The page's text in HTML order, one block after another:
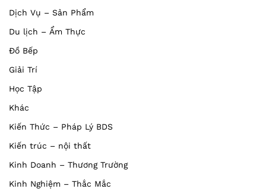
Dịch Vụ – Sản Phẩm
Du lịch – Ẩm Thực
Đồ Bếp
Giải Trí
Học Tập
Khác
Kiến Thức – Pháp Lý BDS
Kiến trúc – nội thất
Kinh Doanh – Thương Trường
Kinh Nghiệm – Thắc Mắc